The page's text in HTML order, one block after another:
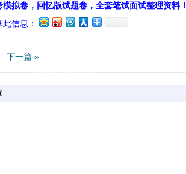
模拟卷，回忆版试题卷，全套笔试面试整理资料！
信息：
下一篇 »